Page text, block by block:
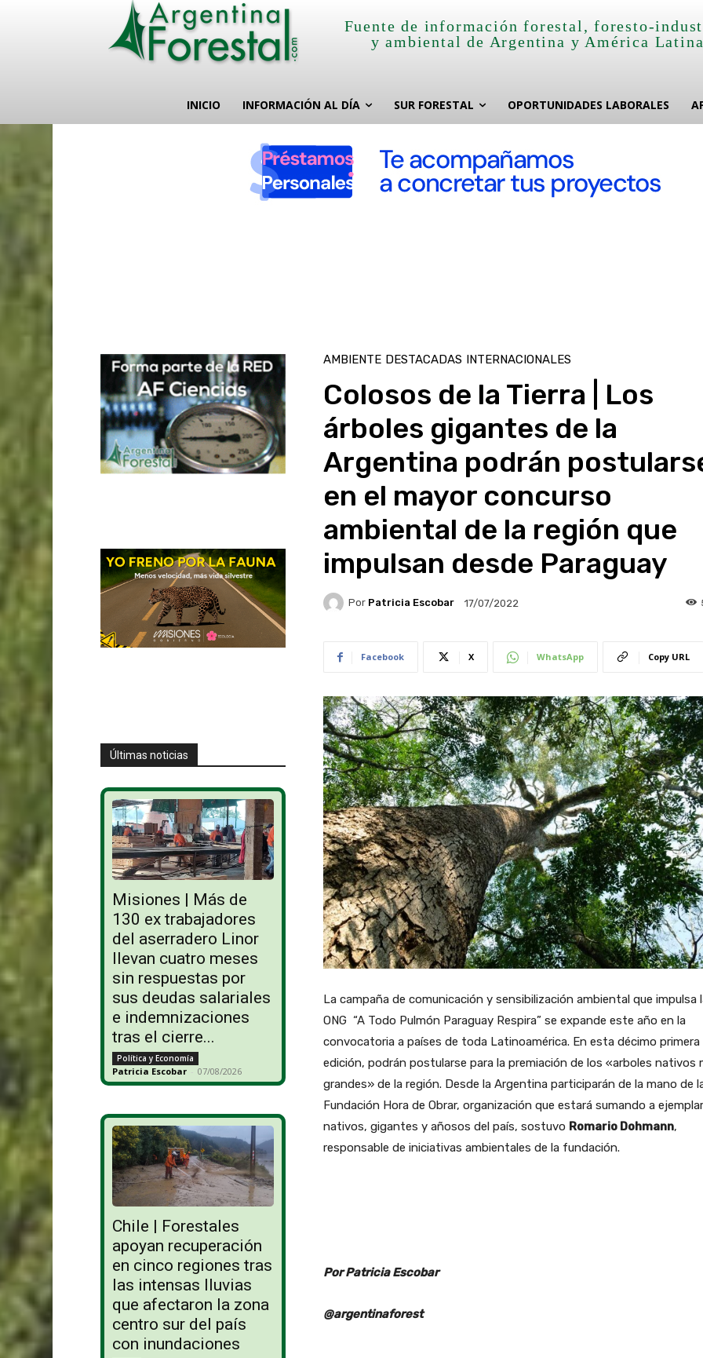
Fuente de información forestal, foresto-
y ambiental de Argentina y América
INICIO INFORMACIÓN AL DÍA SUR FORESTAL OPORTUNIDADES LABORALES
Últimas noticias
Misiones | Más de
130 ex trabajadores
del aserradero Linor
llevan cuatro meses
sin respuestas por
sus deudas salariales
e indemnizaciones
tras el cierre...
Política y Economía
Patricia Escobar - 07/08/2026
Chile | Forestales
apoyan recuperación
en cinco regiones tras
las intensas lluvias
que afectaron la zona
centro sur del país
con inundaciones
AMBIENTE DESTACADAS INTERNACIONALES
Colosos de la Tierra | Los
árboles gigantes de la
Argentina podrán
en el mayor concurso
ambiental de la región que
impulsan desde Paraguay
Por Patricia Escobar 17/07/2022
Facebook X WhatsApp Copy URL
La campaña de comunicación y sensibilización ambiental que impulsa
ONG “A Todo Pulmón Paraguay Respira” se expande este año en la
convocatoria a países de toda Latinoamérica. En esta décimo primera
edición, podrán postularse para la premiación de los «arboles nativos
grandes» de la región. Desde la Argentina participarán de la mano de
Fundación Hora de Obrar, organización que estará sumando a
nativos, gigantes y añosos del país, sostuvo Romario Dohmann,
responsable de iniciativas ambientales de la fundación.
Por Patricia Escobar
@argentinaforest